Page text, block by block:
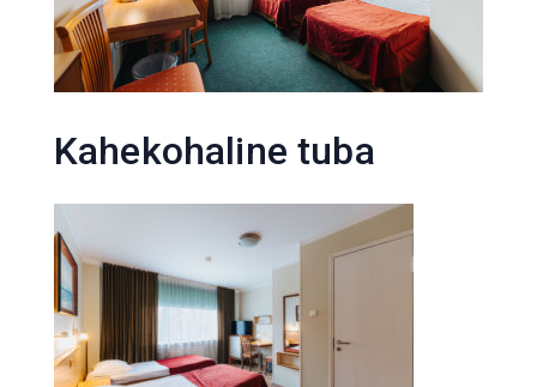
Kahekohaline tuba